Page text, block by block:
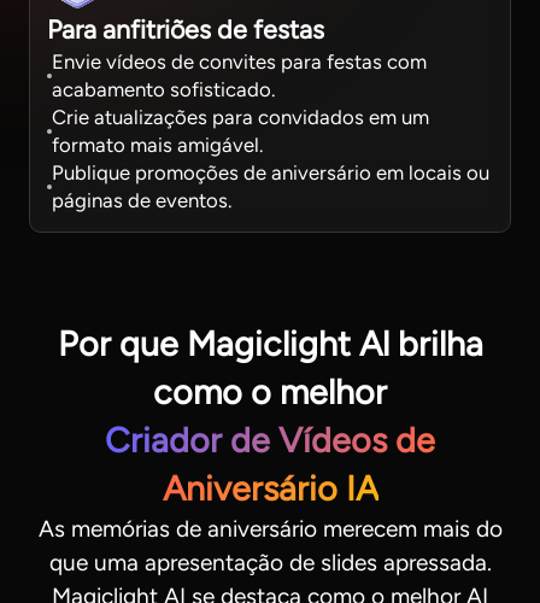
Para anfitriões de festas
Envie vídeos de convites para festas com
acabamento sofisticado.
Crie atualizações para convidados em um
formato mais amigável.
Publique promoções de aniversário em locais ou
páginas de eventos.
Por que Magiclight Al brilha
como o melhor
Criador de Vídeos de
Aniversário IA
As memórias de aniversário merecem mais do
que uma apresentação de slides apressada.
Magiclight AI se destaca como o melhor AI